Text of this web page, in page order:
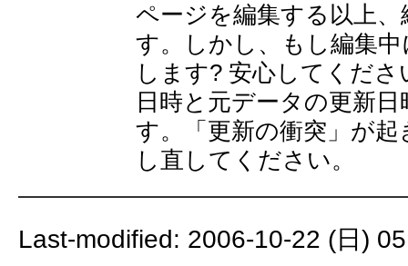
ページを編集する以上
す。しかし、もし編集
します? 安心してくださ
日時と元データの更新
す。「更新の衝突」が
し直してください。
Last-modified: 2006-10-22 (日)